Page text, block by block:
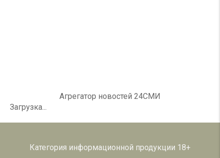
Агрегатор новостей 24СМИ
Загрузка...
Категория информационной продукции 18+